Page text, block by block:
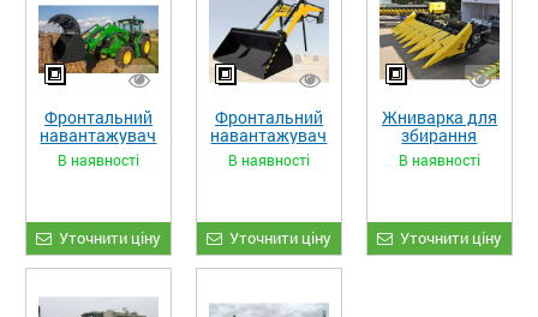
Фронтальний
навантажувач
«STRONG XL»
В наявності
Уточнити ціну
Фронтальний
навантажувач
«STRONG»
В наявності
Уточнити ціну
Жниварка для
збирання
кукурудзи
ЖКИ-870
В наявності
Уточнити ціну